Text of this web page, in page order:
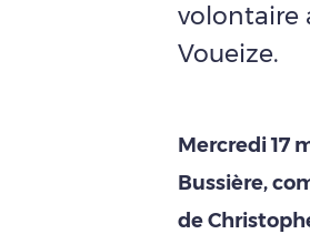
volontaire
Voueize.
Mercredi 17
Bussière,
de